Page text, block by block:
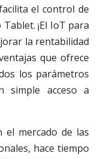
el control de
¡El IoT para
la rentabilidad
que ofrece
los parámetros
simple acceso a
el mercado de las
hace tiempo